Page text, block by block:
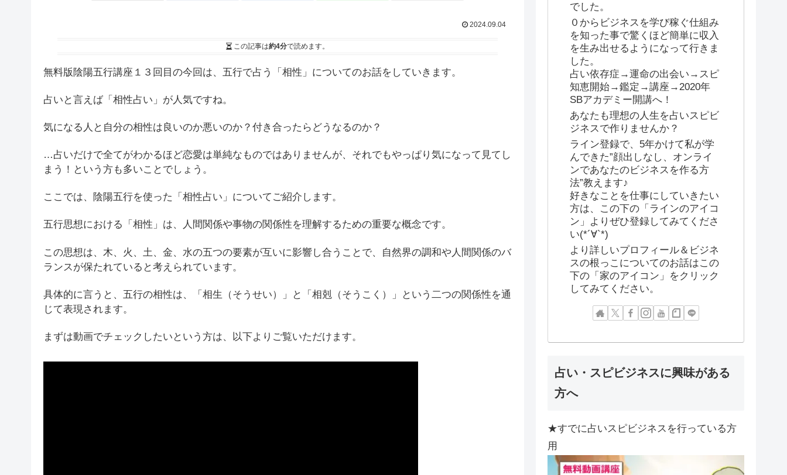
2024.09.04
この記事は約4分で読めます。
無料版陰陽五行講座１３回目の今回は、五行で占う「相性」についてのお話をしていきます。
占いと言えば「相性占い」が人気ですね。
気になる人と自分の相性は良いのか悪いのか？付き合ったらどうなるのか？
…占いだけで全てがわかるほど恋愛は単純なものではありませんが、それでもやっぱり気になって見てし
まう！という方も多いことでしょう。
ここでは、陰陽五行を使った「相性占い」についてご紹介します。
五行思想における「相性」は、人間関係や事物の関係性を理解するための重要な概念です。
この思想は、木、火、土、金、水の五つの要素が互いに影響し合うことで、自然界の調和や人間関係のバ
ランスが保たれていると考えられています。
具体的に言うと、五行の相性は、「相生（そうせい）」と「相剋（そうこく）」という二つの関係性を通
じて表現されます。
まずは動画でチェックしたいという方は、以下よりご覧いただけます。
でした。
０からビジネスを学び稼ぐ仕組み
を知った事で驚くほど簡単に収入
を生み出せるようになって行きま
した。
占い依存症→運命の出会い→スピ
知恵開始→鑑定→講座→2020年
SBアカデミー開講へ！
あなたも理想の人生を占いスピビ
ジネスで作りませんか？
ライン登録で、5年かけて私が学
んできた”顔出しなし、オンライ
ンであなたのビジネスを作る方
法”教えます♪
好きなことを仕事にしていきたい
方は、この下の「ラインのアイコ
ン」よりぜひ登録してみてくださ
い(*´∀`*)
より詳しいプロフィール＆ビジネ
スの根っこについてのお話はこの
下の「家のアイコン」をクリック
してみてください。
占い・スピビジネスに興味がある
方へ
★すでに占いスピビジネスを行っている方
用